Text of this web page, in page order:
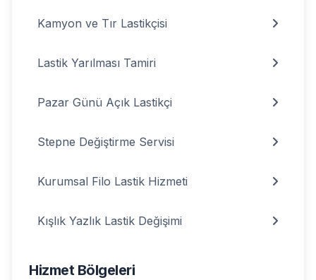
Kamyon ve Tır Lastikçisi
Lastik Yarılması Tamiri
Pazar Günü Açık Lastikçi
Stepne Değiştirme Servisi
Kurumsal Filo Lastik Hizmeti
Kışlık Yazlık Lastik Değişimi
Hizmet Bölgeleri